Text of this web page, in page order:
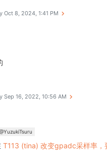
Oct 8, 2024, 1:41 PM
Sep 16, 2022, 10:56 AM
T113 (tina) 改变gpadc采样率，